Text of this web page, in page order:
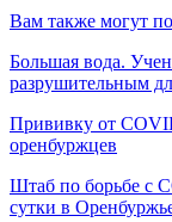
Вам также могут
Большая вода.
разрушительным
Прививку от
оренбуржцев
Штаб по борьбе с
сутки в